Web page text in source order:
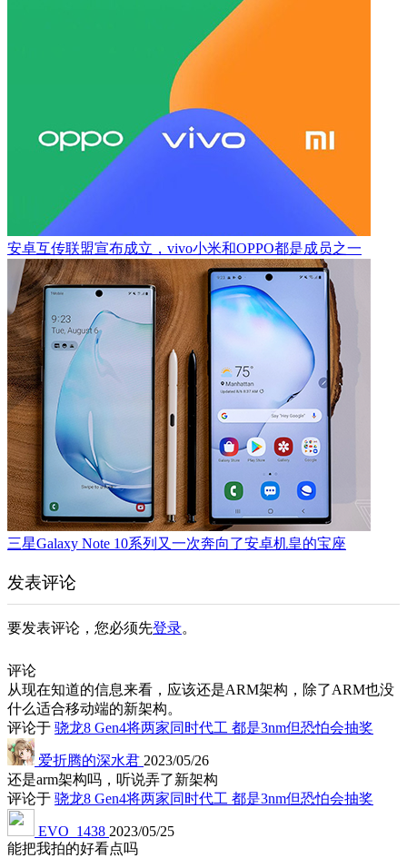
安卓互传联盟宣布成立，vivo小米和OPPO都是成员之一
三星Galaxy Note 10系列又一次奔向了安卓机皇的宝座
发表评论
要发表评论，您必须先登录。
评论
从现在知道的信息来看，应该还是ARM架构，除了ARM也没
什么适合移动端的新架构。
评论于 骁龙8 Gen4将两家同时代工 都是3nm但恐怕会抽奖
爱折腾的深水君 2023/05/26
还是arm架构吗，听说弄了新架构
评论于 骁龙8 Gen4将两家同时代工 都是3nm但恐怕会抽奖
EVO_1438 2023/05/25
能把我拍的好看点吗